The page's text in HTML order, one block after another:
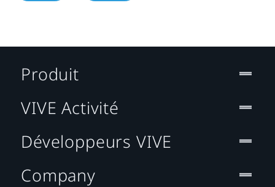
Produit
VIVE Activité
Développeurs VIVE
Company